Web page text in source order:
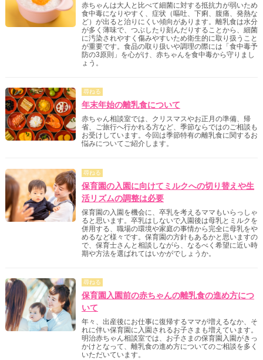
赤ちゃんは大人と比べて細菌に対する抵抗力が弱いため
食中毒になりやすく、症状（嘔吐、下痢、腹痛、発熱な
ど）が出ると治りにくい傾向があります。離乳食は水分
が多く薄味で、つぶしたり刻んだりすることから、細菌
に汚染されやすく傷みやすいため衛生的に取り扱うこと
が重要です。食品の取り扱いや調理の際には「食中毒予
防の3原則」を心がけ、赤ちゃんを食中毒から守りまし
ょう。
尋ねる
年末年始の離乳食について
赤ちゃん相談室では、クリスマスやお正月の準備、帰
省、ご旅行へ行かれる方など、季節ならではのご相談も
お受けしています。今回は季節特有の離乳食に関するお
悩みについてご紹介します。
尋ねる
保育園の入園に向けてミルクへの切り替えや生
活リズムの調整は必要
保育園の入園を機会に、卒乳を考えるママもいらっしゃ
ると思います。卒乳はしないで入園後は母乳とミルクを
併用する、職場の環境や家庭の事情から完全に母乳をや
めるなど様々です。保育園の方針もあるかと思いますの
で、保育士さんと相談しながら、なるべく希望に近い時
期や方法を選ばれてはいかがでしょうか。
尋ねる
保育園入園前の赤ちゃんの離乳食の進め方につ
いて
年々、出産後にお仕事に復帰するママが増えるなか、そ
れに伴い保育園に入園されるお子さまも増えています。
明治赤ちゃん相談室では、お子さまの保育園入園がきっ
かけとなって、離乳食の進め方についてのご相談を多く
いただいています。